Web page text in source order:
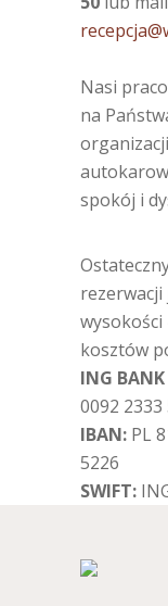
Nasi
na
spokój i
rezerwacji
wysokości
kosztów
ING BANK
0092 2333
IBAN: PL
5226
SWIFT: